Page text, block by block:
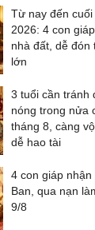
Từ nay đến cuối
2026: 4 con
nhà đất, dễ đón
lớn
3 tuổi cần tránh
nóng trong nửa
tháng 8, càng
dễ hao tài
4 con giáp nhận
Ban, qua nạn
9/8